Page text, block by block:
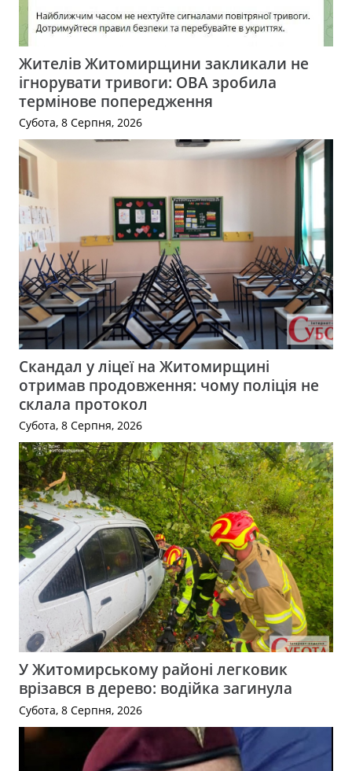
Жителів Житомирщини закликали не
ігнорувати тривоги: ОВА зробила
термінове попередження
Субота, 8 Серпня, 2026
Скандал у ліцеї на Житомирщині
отримав продовження: чому поліція не
склала протокол
Субота, 8 Серпня, 2026
У Житомирському районі легковик
врізався в дерево: водійка загинула
Субота, 8 Серпня, 2026